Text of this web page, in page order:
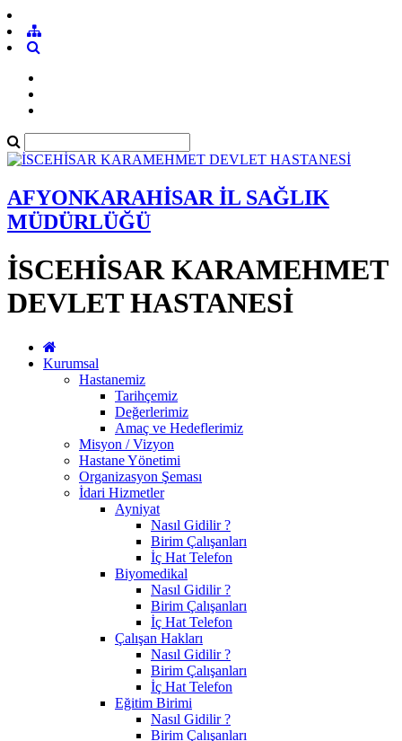
AFYONKARAHİSAR İL SAĞLIK
MÜDÜRLÜĞÜ
İSCEHİSAR KARAMEHMET
DEVLET HASTANESİ
Kurumsal
Hastanemiz
Tarihçemiz
Değerlerimiz
Amaç ve Hedeflerimiz
Misyon / Vizyon
Hastane Yönetimi
Organizasyon Şeması
İdari Hizmetler
Ayniyat
Nasıl Gidilir ?
Birim Çalışanları
İç Hat Telefon
Biyomedikal
Nasıl Gidilir ?
Birim Çalışanları
İç Hat Telefon
Çalışan Hakları
Nasıl Gidilir ?
Birim Çalışanları
İç Hat Telefon
Eğitim Birimi
Nasıl Gidilir ?
Birim Çalışanları